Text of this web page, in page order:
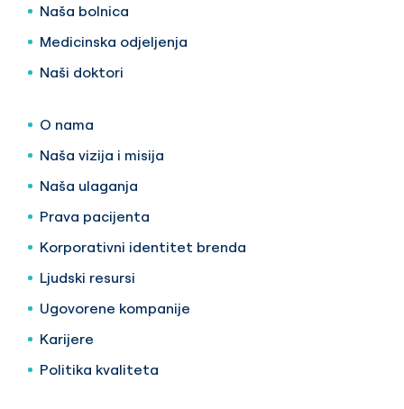
Naša bolnica
Medicinska odjeljenja
Naši doktori
O nama
Naša vizija i misija
Naša ulaganja
Prava pacijenta
Korporativni identitet brenda
Ljudski resursi
Ugovorene kompanije
Karijere
Politika kvaliteta